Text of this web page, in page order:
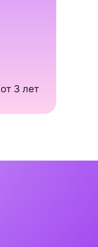
от 3 лет